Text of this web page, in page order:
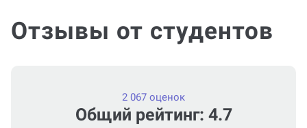
Помощь с услугой Проектная работа
Отзывы от студентов
Общий рейтинг: 4.7
2 067 оценок